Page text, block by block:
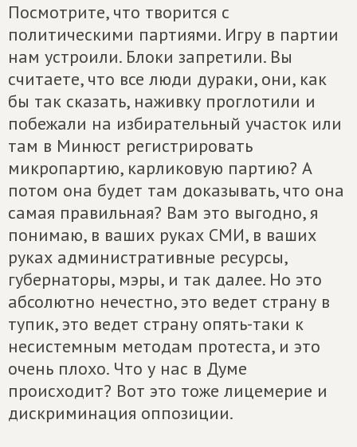
Посмотрите, что творится с
политическими партиями. Игру в партии
нам устроили. Блоки запретили. Вы
считаете, что все люди дураки, они, как
бы так сказать, наживку проглотили и
побежали на избирательный участок или
там в Минюст регистрировать
микропартию, карликовую партию? А
потом она будет там доказывать, что она
самая правильная? Вам это выгодно, я
понимаю, в ваших руках СМИ, в ваших
руках административные ресурсы,
губернаторы, мэры, и так далее. Но это
абсолютно нечестно, это ведет страну в
тупик, это ведет страну опять-таки к
несистемным методам протеста, и это
очень плохо. Что у нас в Думе
происходит? Вот это тоже лицемерие и
дискриминация оппозиции.